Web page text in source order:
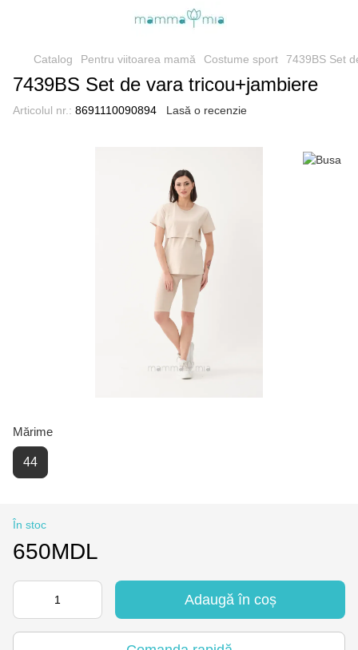
Catalog Pentru viitoarea mamă Costume sport 7439BS Set
7439BS Set de vara tricou+jambiere
Articolul nr.: 8691110090894 Lasă o recenzie
Mărime
44
În stoc
650MDL
Adaugă în coș